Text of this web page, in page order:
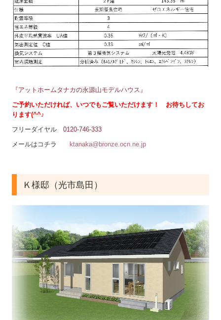
『アットホームタナカの永源山モデルハウス』
ご予約いただければ、いつでもご覧いただけます！ お待ちしてお
ります(^^♪
フリーダイヤル0120-746-333
メールはコチラ
ktanaka@bronze.ocn.ne.jp
Ｋ様邸（光市島田）